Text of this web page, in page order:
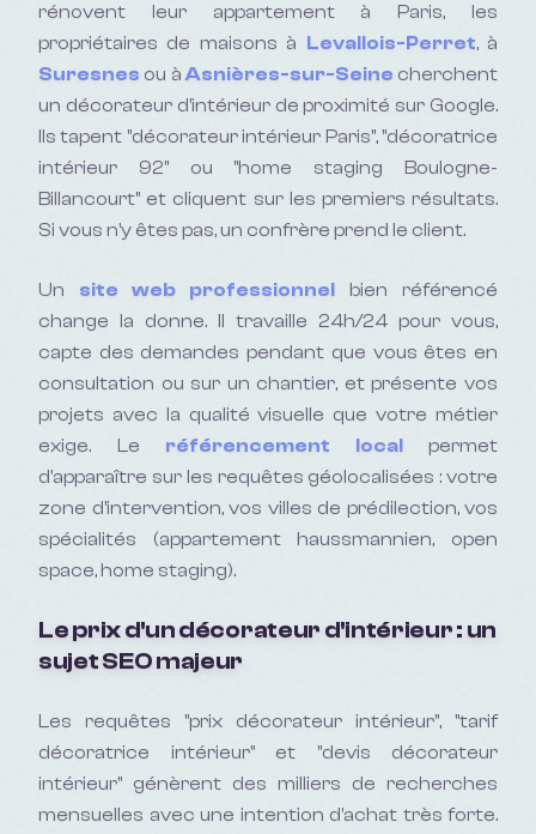
rénovent leur appartement à Paris, les
propriétaires de maisons à Levallois-Perret, à
Suresnes ou àAsnières-sur-Seine cherchent
un décorateur d'intérieur de proximité sur Google.
Ils tapent "décorateur intérieur Paris", "décoratrice
intérieur 92" ou "home staging Boulogne-
Billancourt" et cliquent sur les premiers résultats.
Si vous n'y êtes pas, un confrère prend le client.
Un site web professionnel bien référencé
change la donne. Il travaille 24h/24 pour vous,
capte des demandes pendant que vous êtes en
consultation ou sur un chantier, et présente vos
projets avec la qualité visuelle que votre métier
exige. Le référencement localpermet
d'apparaître sur les requêtes géolocalisées : votre
zone d'intervention, vos villes de prédilection, vos
spécialités (appartement haussmannien, open
space, home staging).
Le prix d'un décorateur d'intérieur : un
sujet SEO majeur
Les requêtes "prix décorateur intérieur", "tarif
décoratrice intérieur" et "devis décorateur
intérieur" génèrent des milliers de recherches
mensuelles avec une intention d'achat très forte.